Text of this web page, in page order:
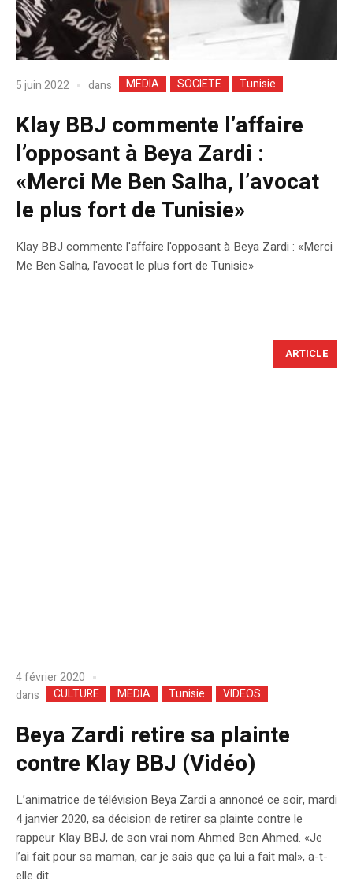
5 juin 2022 dans MEDIA SOCIETE Tunisie
Klay BBJ commente l’affaire
l’opposant à Beya Zardi :
«Merci Me Ben Salha, l’avocat
le plus fort de Tunisie»
Klay BBJ commente l'affaire l'opposant à Beya Zardi : «Merci
Me Ben Salha, l'avocat le plus fort de Tunisie»
ARTICLE
4 février 2020
dans
CULTURE MEDIA Tunisie VIDEOS
Beya Zardi retire sa plainte
contre Klay BBJ (Vidéo)
L’animatrice de télévision Beya Zardi a annoncé ce soir, mardi
4 janvier 2020, sa décision de retirer sa plainte contre le
rappeur Klay BBJ, de son vrai nom Ahmed Ben Ahmed. «Je
l’ai fait pour sa maman, car je sais que ça lui a fait mal», a-t-
elle dit.